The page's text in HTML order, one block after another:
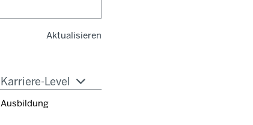
Aktualisieren
Karriere-Level
Ausbildung